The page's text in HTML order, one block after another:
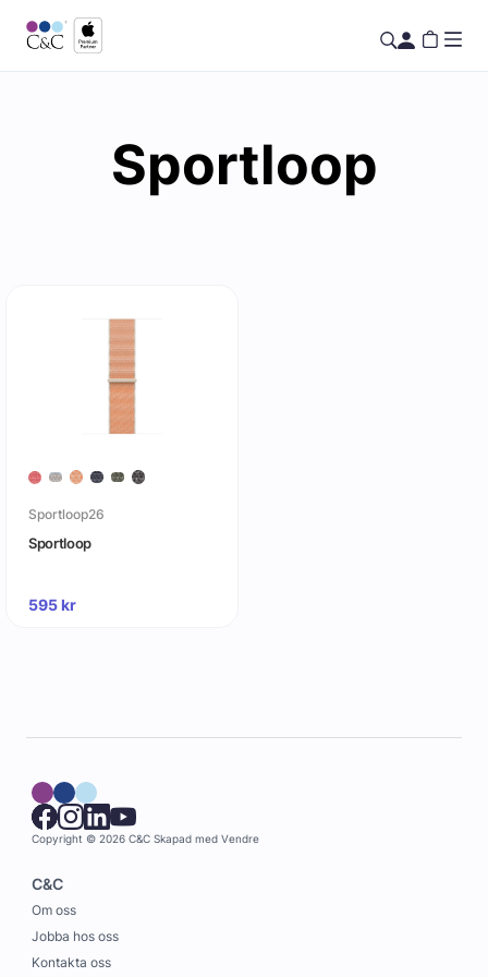
Sportloop
Sportloop26
Sportloop
595kr
Copyright © 2026 C&C Skapad med Vendre
C&C
Om oss
Jobba hos oss
Kontakta oss